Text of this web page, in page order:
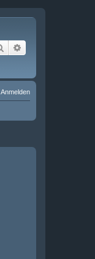
Suche
Anmelden